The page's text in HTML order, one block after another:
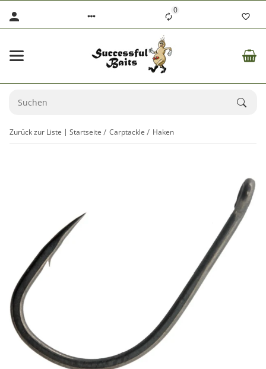
0
Zurück zur Liste Startseite Carptackle Haken